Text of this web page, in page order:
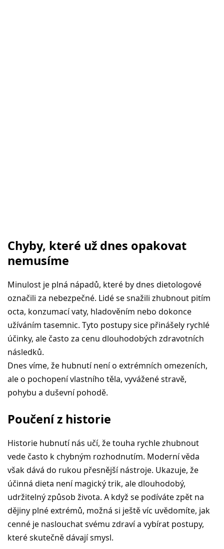
Chyby, které už dnes opakovat
nemusíme
Minulost je plná nápadů, které by dnes dietologové
označili za nebezpečné. Lidé se snažili zhubnout pitím
octa, konzumací vaty, hladověním nebo dokonce
užíváním tasemnic. Tyto postupy sice přinášely rychlé
účinky, ale často za cenu dlouhodobých zdravotních
následků.
Dnes víme, že hubnutí není o extrémních omezeních,
ale o pochopení vlastního těla, vyvážené stravě,
pohybu a duševní pohodě.
Poučení z historie
Historie hubnutí nás učí, že touha rychle zhubnout
vede často k chybným rozhodnutím. Moderní věda
však dává do rukou přesnější nástroje. Ukazuje, že
účinná dieta není magický trik, ale dlouhodobý,
udržitelný způsob života. A když se podíváte zpět na
dějiny plné extrémů, možná si ještě víc uvědomíte, jak
cenné je naslouchat svému zdraví a vybírat postupy,
které skutečně dávají smysl.